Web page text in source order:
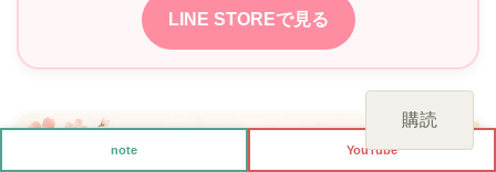
LINE STOREで見る
購読
note YouTube